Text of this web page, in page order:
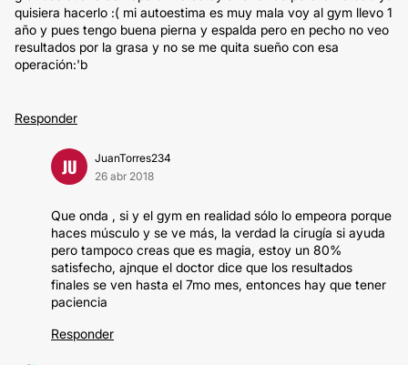
quisiera hacerlo :( mi autoestima es muy mala voy al gym llevo 1
año y pues tengo buena pierna y espalda pero en pecho no veo
resultados por la grasa y no se me quita sueño con esa
operación:'b
Responder
JU
JuanTorres234
26 abr 2018
Que onda , si y el gym en realidad sólo lo empeora porque
haces músculo y se ve más, la verdad la cirugía si ayuda
pero tampoco creas que es magia, estoy un 80%
satisfecho, ajnque el doctor dice que los resultados
finales se ven hasta el 7mo mes, entonces hay que tener
paciencia
Responder